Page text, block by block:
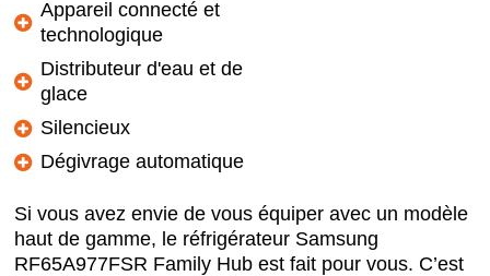
Appareil connecté et
technologique
Distributeur d'eau et de
glace
Silencieux
Dégivrage automatique
Si vous avez envie de vous équiper avec un modèle
haut de gamme, le réfrigérateur Samsung
RF65A977FSR Family Hub est fait pour vous. C’est